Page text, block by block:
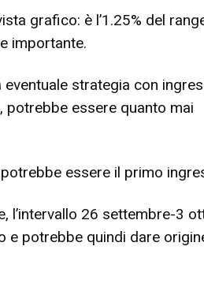
grafico: è l’1.25% del
importante.
strategia con
potrebbe essere quanto mai
essere il primo
l’intervallo 26 settembre-3
e potrebbe quindi dare